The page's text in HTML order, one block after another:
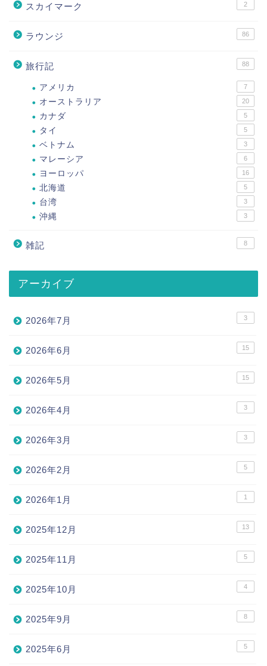
スカイマーク 2
ラウンジ 86
旅行記 88
アメリカ 7
オーストラリア 20
カナダ 5
タイ 5
ベトナム 3
マレーシア 6
ヨーロッパ 16
北海道 5
台湾 3
沖縄 3
雑記 8
アーカイブ
2026年7月 3
2026年6月 15
2026年5月 15
2026年4月 3
2026年3月 3
2026年2月 5
2026年1月 1
2025年12月 13
2025年11月 5
2025年10月 4
2025年9月 8
2025年6月 5